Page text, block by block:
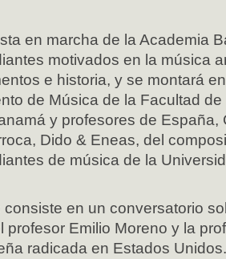
en marcha de la Academia
motivados en la música
e historia, y se montará
de Música de la Facultad
y profesores de España,
Dido & Eneas, del
de música de la
en un conversatorio
profesor Emilio Moreno y la
radicada en Estados Unidos.